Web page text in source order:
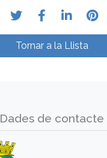
Tornar a la Llista
Dades de contacte